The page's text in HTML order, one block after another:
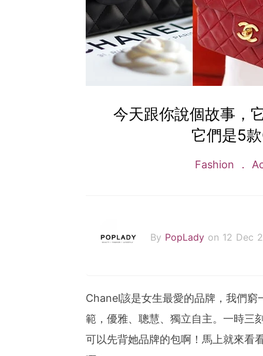
今天跟你說個故事，
它們是5
Fashion
By PopLady on 12 Dec
Chanel該是女生最愛的品牌，我們窮
範，優雅、聰慧、獨立自主。一時三
可以先背她品牌的包啊！馬上就來看